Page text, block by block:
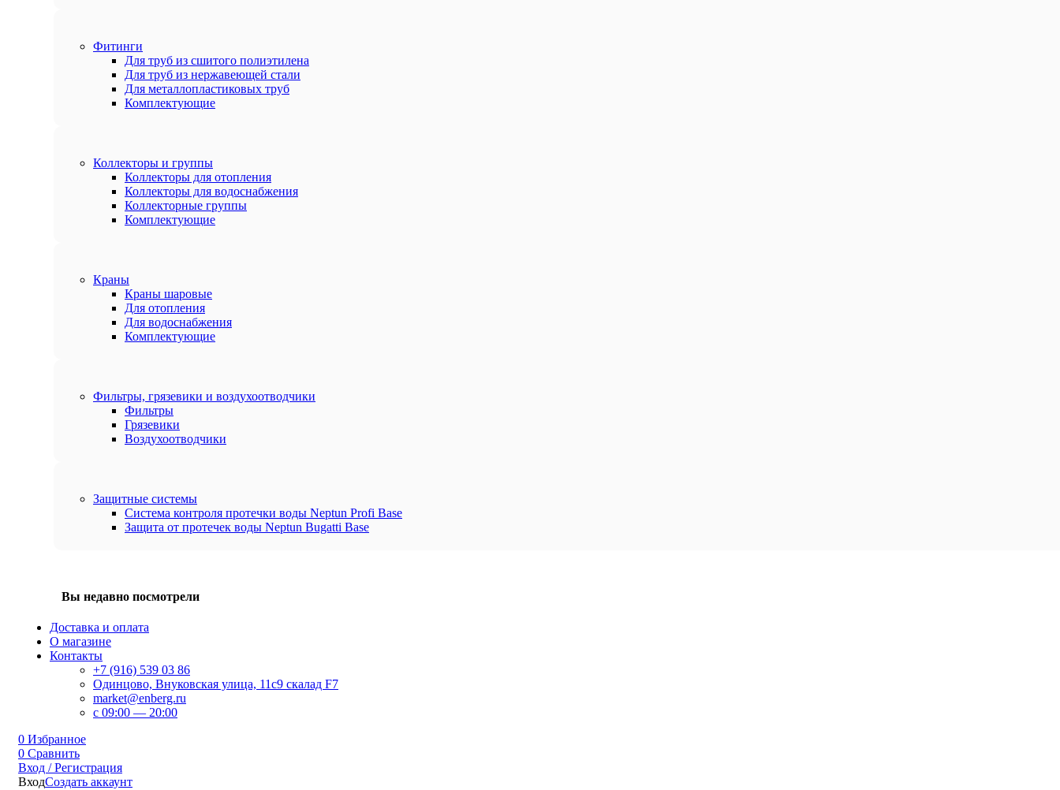
Фитинги
Для труб из сшитого полиэтилена
Для труб из нержавеющей стали
Для металлопластиковых труб
Комплектующие
Коллекторы и группы
Коллекторы для отопления
Коллекторы для водоснабжения
Коллекторные группы
Комплектующие
Краны
Краны шаровые
Для отопления
Для водоснабжения
Комплектующие
Фильтры, грязевики и воздухоотводчики
Фильтры
Грязевики
Воздухоотводчики
Защитные системы
Система контроля протечки воды Neptun Profi Base
Защита от протечек воды Neptun Bugatti Base
Вы недавно посмотрели
Доставка и оплата
О магазине
Контакты
+7 (916) 539 03 86
Одинцово, Внуковская улица, 11с9 скалад F7
market@enberg.ru
c 09:00 — 20:00
0 Избранное
0 Сравнить
Вход / Регистрация
ВходСоздать аккаунт